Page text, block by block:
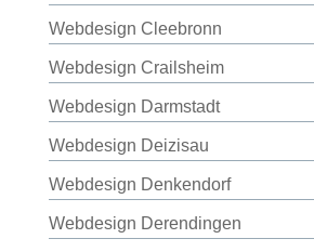
Webdesign Cleebronn
Webdesign Crailsheim
Webdesign Darmstadt
Webdesign Deizisau
Webdesign Denkendorf
Webdesign Derendingen